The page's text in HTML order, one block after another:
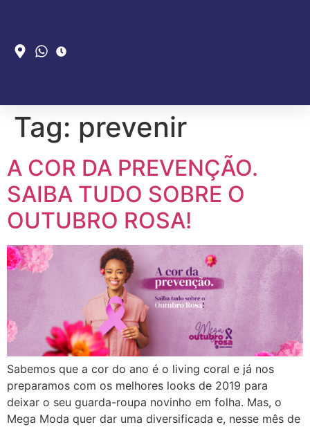
Tag: prevenir
A COR DA PREVENÇÃO.
SAIBA TUDO SOBRE O
OUTUBRO ROSA!
Sabemos que a cor do ano é o living coral e já nos
preparamos com os melhores looks de 2019 para
deixar o seu guarda-roupa novinho em folha. Mas, o
Mega Moda quer dar uma diversificada e, nesse mês de